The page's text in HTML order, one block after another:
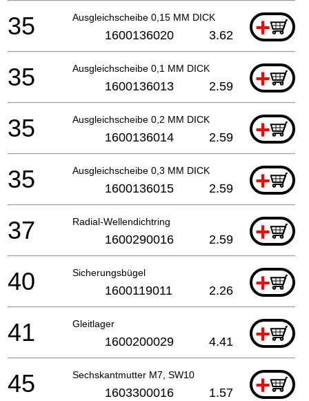
Ausgleichscheibe 0,15 MM DICK +
35 1600136020 3.62
Ausgleichscheibe 0,1 MM DICK +
35 1600136013 2.59
Ausgleichscheibe 0,2 MM DICK +
35 1600136014 2.59
Ausgleichscheibe 0,3 MM DICK +
35 1600136015 2.59
Radial-Wellendichtring +
37 1600290016 2.59
Sicherungsbügel +
40 1600119011 2.26
Gleitlager +
41 1600200029 4.41
Sechskantmutter M7, SW10 +
45 1603300016 1.57